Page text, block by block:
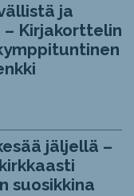
ja
– Kirjakorttelin
jäljellä –
suosikkina